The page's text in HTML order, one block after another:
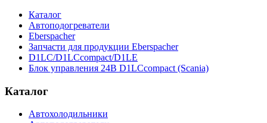
Каталог
Автоподогреватели
Eberspacher
Запчасти для продукции Eberspacher
D1LC/D1LCcompact/D1LE
Блок управления 24В D1LCcompact (Scania)
Каталог
Автохолодильники